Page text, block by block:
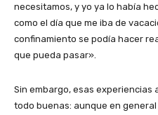
necesitamos, y yo ya lo había
como el día que me iba de
confinamiento se podía hacer
que pueda pasar».
Sin embargo, esas experiencias
todo buenas: aunque en